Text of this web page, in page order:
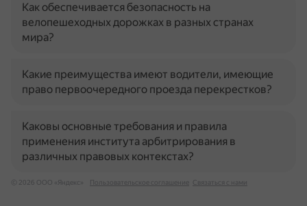
Как обеспечивается безопасность на
велопешеходных дорожках в разных странах
мира?
Какие преимущества имеют водители, имеющие
право первоочередного проезда перекрестков?
Каковы основные требования и правила
применения института арбитрирования в
различных правовых контекстах?
© 2026 ООО «Яндекс» Пользовательское соглашение Связаться с нами